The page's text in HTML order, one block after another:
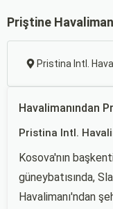
Priştine
Pristina Intl.
Havalimanından
Pristina Intl.
Kosova'nın
güneybatısında,
Havalimanı'ndan